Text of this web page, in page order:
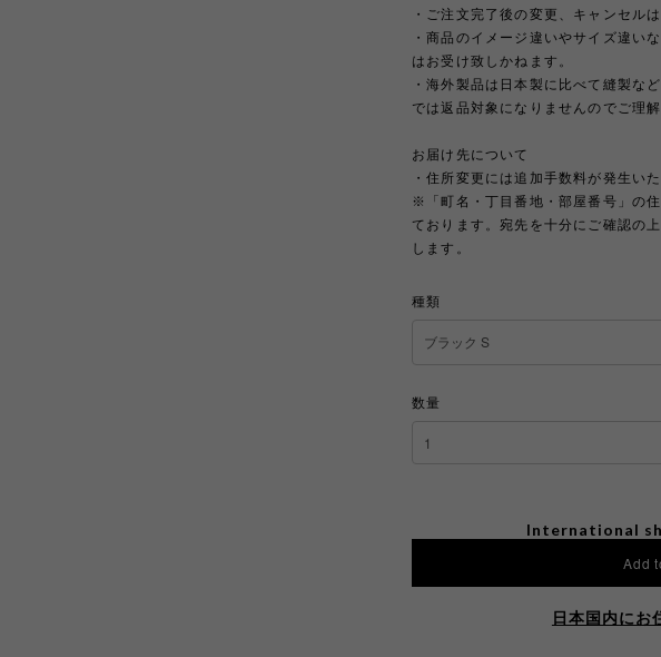
・ご注文完了後の変更、キャンセル
・商品のイメージ違いやサイズ違い
はお受け致しかねます。
・海外製品は日本製に比べて縫製な
では返品対象になりませんのでご理
お届け先について
・住所変更には追加手数料が発生い
※「町名・丁目番地・部屋番号」の
ております。宛先を十分にご確認の
します。
種類
数量
International
Add
日本国内にお